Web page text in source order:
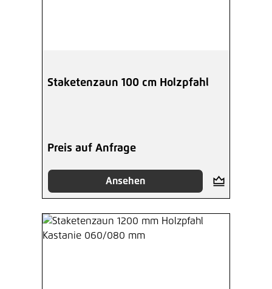
Staketenzaun 100 cm Holzpfahl
Preis auf Anfrage
Ansehen